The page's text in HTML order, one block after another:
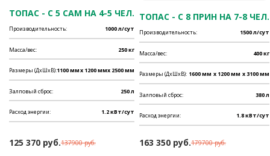
ТОПАС - C 5 САМ НА 4-5 ЧЕЛ.
Производительность: 1000 л/сут
Масса/вес: 250 кг
Размеры (ДхШхВ):1100 ммx 1200 ммx 2500 мм
Залповый сброс: 250 л
Расход энергии: 1.2 кВт/сут
125 370 руб.137900 руб.
ТОПАС - C 8 ПРИН НА 7-8 ЧЕЛ.
Производительность: 1500 л/сут
Масса/вес: 400 кг
Размеры (ДхШхВ): 1600 мм x 1200 мм x 3100 мм
Залповый сброс: 380 л
Расход энергии: 1.8 кВт/сут
163 350 руб.179700 руб.